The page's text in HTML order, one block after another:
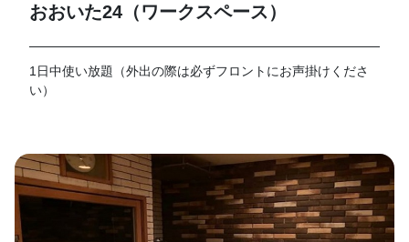
おおいた24（ワークスペース）
1日中使い放題（外出の際は必ずフロントにお声掛けくださ
い）